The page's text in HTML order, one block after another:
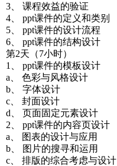
3、 课程效益的验证
4、 ppt课件的定义和类别
5、 ppt课件的设计流程
6、 ppt课件的结构设计
第2天（7小时）
1、 ppt课件的模板设计
a、 色彩与风格设计
b、 字体设计
c、 封面设计
d、 页面固定元素设计
2、 ppt课件的内容页设计
a、 图表的设计与应用
b、 图片的搜寻和运用
c、 排版的综合考虑与设计